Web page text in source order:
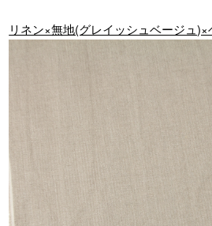
リネン×無地(グレイッシュベージュ